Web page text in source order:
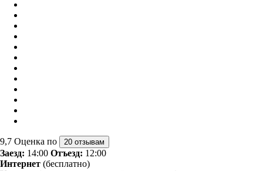
9,7 Оценка по 20 отзывам
Заезд: 14:00 Отъезд: 12:00
Интернет (бесплатно)